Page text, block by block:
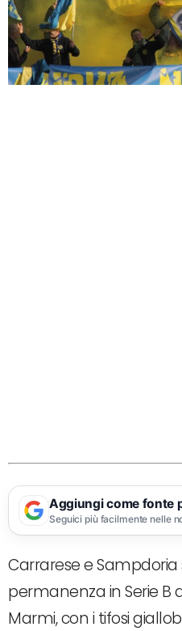
Aggiungi come fonte
Seguici più facilmente nelle
Carrarese e
permanenza in Serie B
Marmi, con i tifosi